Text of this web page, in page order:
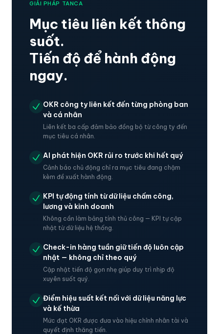
GIẢI PHÁP TANCA
Mục tiêu liên kết thông
suốt.
Tiến độ để hành động
ngay.
OKR công ty liên kết đến từng phòng ban
và cá nhân
Liên kết ba cấp đảm bảo đồng bộ từ công ty đến
mục tiêu cá nhân.
AI phát hiện OKR rủi ro trước khi hết quý
Cảnh báo chủ động chỉ ra mục tiêu đang chậm
kèm đề xuất hành động.
KPI tự động tính từ dữ liệu chấm công,
lương và kinh doanh
Không cần làm bảng tính thủ công — KPI tự cập
nhật từ dữ liệu hệ thống.
Check-in hàng tuần giữ tiến độ luôn cập
nhật — không chỉ theo quý
Cập nhật tiến độ gọn nhẹ giúp duy trì nhịp độ
xuyên suốt quý.
Điểm hiệu suất kết nối với dữ liệu năng lực
và kế thừa
Mức đạt OKR được đưa vào hiệu chỉnh nhân tài và
quyết định thăng tiến.